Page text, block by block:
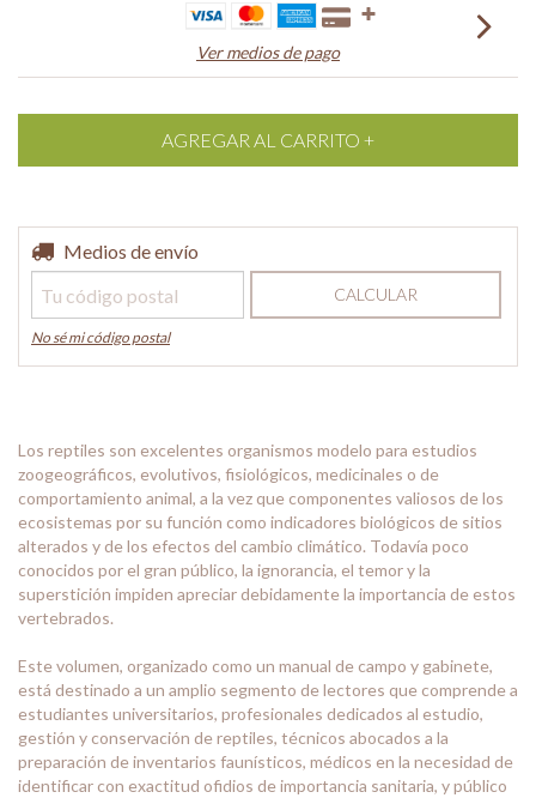
Ver medios de pago
Entregas para el CP:
Medios de envío
CALCULAR
No sé mi código postal
Los reptiles son excelentes organismos modelo para estudios
zoogeográficos, evolutivos, fisiológicos, medicinales o de
comportamiento animal, a la vez que componentes valiosos de los
ecosistemas por su función como indicadores biológicos de sitios
alterados y de los efectos del cambio climático. Todavía poco
conocidos por el gran público, la ignorancia, el temor y la
superstición impiden apreciar debidamente la importancia de estos
vertebrados.
Este volumen, organizado como un manual de campo y gabinete,
está destinado a un amplio segmento de lectores que comprende a
estudiantes universitarios, profesionales dedicados al estudio,
gestión y conservación de reptiles, técnicos abocados a la
preparación de inventarios faunísticos, médicos en la necesidad de
identificar con exactitud ofidios de importancia sanitaria, y público